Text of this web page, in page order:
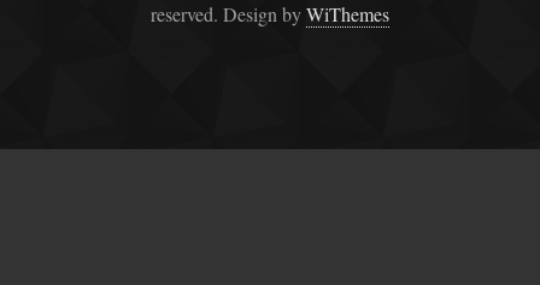
reserved. Design byWiThemes